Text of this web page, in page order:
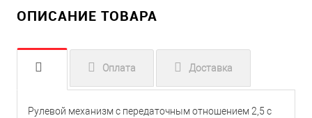
ОПИСАНИЕ ТОВАРА
Оплата Доставка
Рулевой механизм с передаточным отношением 2,5 с